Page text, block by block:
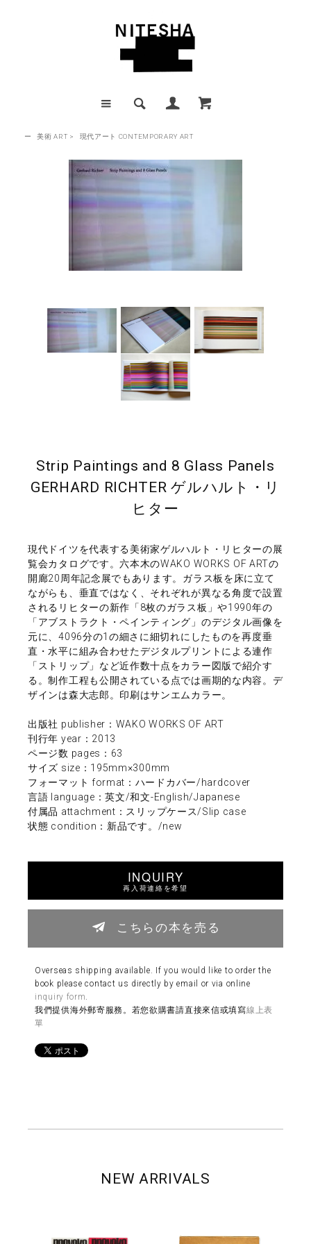
ー 美術 ART > 現代アート CONTEMPORARY ART
Strip Paintings and 8 Glass Panels
GERHARD RICHTER ゲルハルト・リ
ヒター
現代ドイツを代表する美術家ゲルハルト・リヒターの展
覧会カタログです。六本木のWAKO WORKS OF ARTの
開廊20周年記念展でもあります。ガラス板を床に立て
ながらも、垂直ではなく、それぞれが異なる角度で設置
されるリヒターの新作「8枚のガラス板」や1990年の
「アブストラクト・ペインティング」のデジタル画像を
元に、4096分の1の細さに細切れにしたものを再度垂
直・水平に組み合わせたデジタルプリントによる連作
「ストリップ」など近作数十点をカラー図版で紹介す
る。制作工程も公開されている点では画期的な内容。デ
ザインは森大志郎。印刷はサンエムカラー。
出版社 publisher：WAKO WORKS OF ART
刊行年 year：2013
ページ数 pages：63
サイズ size：195mm×300mm
フォーマット format：ハードカバー/hardcover
言語 language：英文/和文-English/Japanese
付属品 attachment：スリップケース/Slip case
状態 condition：新品です。/new
INQUIRY
再入荷連絡を希望
こちらの本を売る
Overseas shipping available. If you would like to order the
book please contact us directly by email or via online
inquiry form
我們提供海外郵寄服務。若您欲購書請直接來信或填寫線上表
單
NEW ARRIVALS